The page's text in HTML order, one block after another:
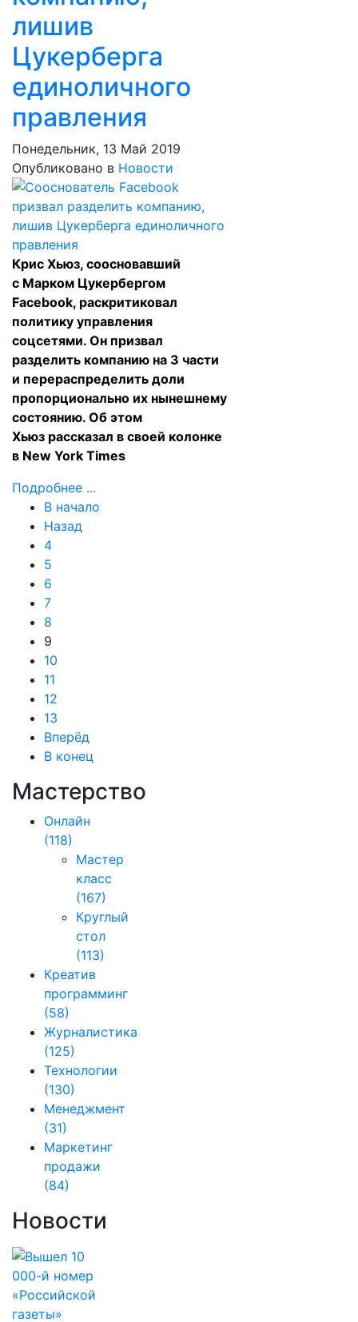
лишив
Цукерберга
единоличного
правления
Понедельник, 13 Май 2019
Опубликовано в Новости
Крис Хьюз, соосновавший
с Марком Цукербергом
Facebook, раскритиковал
политику управления
соцсетями. Он призвал
разделить компанию на 3 части
и перераспределить доли
пропорционально их нынешнему
состоянию. Об этом
Хьюз рассказал в своей колонке
в New York Times
Подробнее ...
В начало
Назад
4
5
6
7
8
9
10
11
12
13
Вперёд
В конец
Мастерство
Онлайн
(118)
Мастер
класс
(167)
Круглый
стол
(113)
Креатив
программинг
(58)
Журналистика
(125)
Технологии
(130)
Менеджмент
(31)
Маркетинг
продажи
(84)
Новости